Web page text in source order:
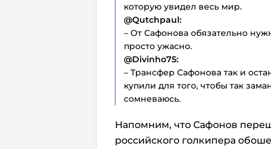
которую увидел весь мир.
@Qutchpaul:
– От Сафонова обязательно
просто ужасно.
@Divinho75:
– Трансфер Сафонова так и
купили для того, чтобы так
сомневаюсь.
Напомним, что Сафонов
российского голкипера